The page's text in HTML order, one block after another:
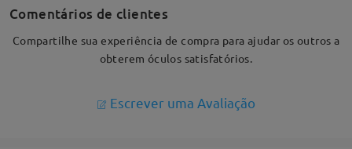
Comentários de clientes
Compartilhe sua experiência de compra para ajudar os outros a
obterem óculos satisfatórios.
Escrever uma Avaliação